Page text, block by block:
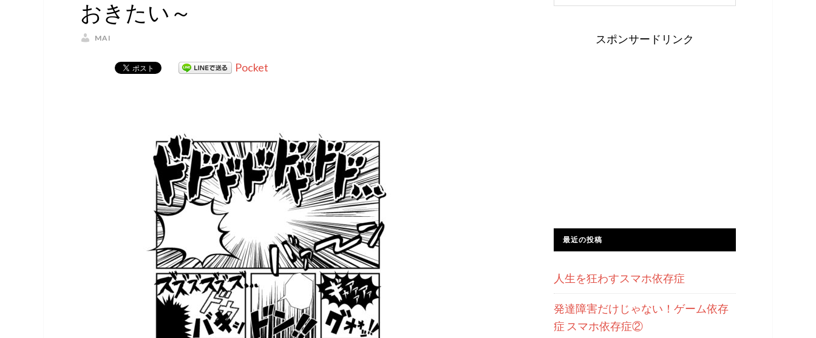
おきたい～
MAI
Pocket
スポンサードリンク
最近の投稿
人生を狂わすスマホ依存症
発達障害だけじゃない！ゲーム依存
症 スマホ依存症②